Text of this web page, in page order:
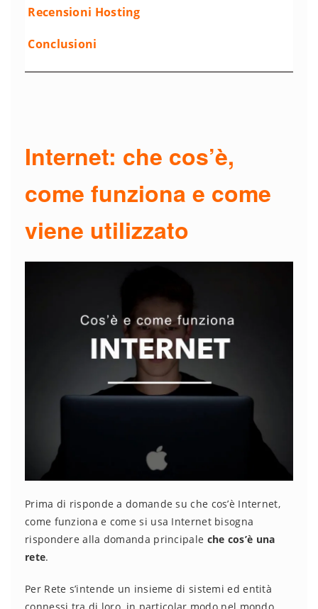
Recensioni Hosting
Conclusioni
Internet: che cos’è,
come funziona e come
viene utilizzato
Prima di risponde a domande su che cos’è Internet,
come funziona e come si usa Internet bisogna
rispondere alla domanda principale che cos’è una
rete.
Per Rete s’intende un insieme di sistemi ed entità
connessi tra di loro, in particolar modo nel mondo